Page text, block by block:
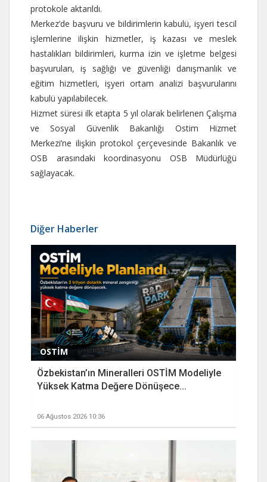
protokole aktarıldı.
Merkez’de başvuru ve bildirimlerin kabulü, işyeri tescil
işlemlerine ilişkin hizmetler, iş kazası ve meslek
hastalıkları bildirimleri, kurma izin ve işletme belgesi
başvuruları, iş sağlığı ve güvenliği danışmanlık ve
eğitim hizmetleri, işyeri ortam analizi başvurularını
kabulü yapılabilecek.
Hizmet süresi ilk etapta 5 yıl olarak belirlenen Çalışma
ve Sosyal Güvenlik Bakanlığı Ostim Hizmet
Merkezi’ne ilişkin protokol çerçevesinde Bakanlık ve
OSB arasındaki koordinasyonu OSB Müdürlüğü
sağlayacak.
Diğer Haberler
OSTİM
Özbekistan’ın Mineralleri OSTİM Modeliyle
Yüksek Katma Değere Dönüşece...
06 Ağustos 2026 10:36